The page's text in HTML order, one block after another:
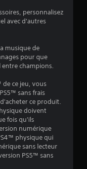
0
a
v
i
)
personnalisez
avec d'autres
musique de
pour que
champions.
de ce jeu, vous
sans frais
ce produit.
doivent
fois qu'ils
numérique
physique qui
sans lecteur
PS5™ sans